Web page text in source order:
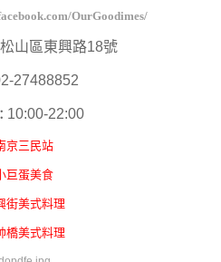
OurGoodimes/
山區東興路18號
27488852
10:00-22:00
京三民站
巨蛋美食
街美式料理
橋美式料理